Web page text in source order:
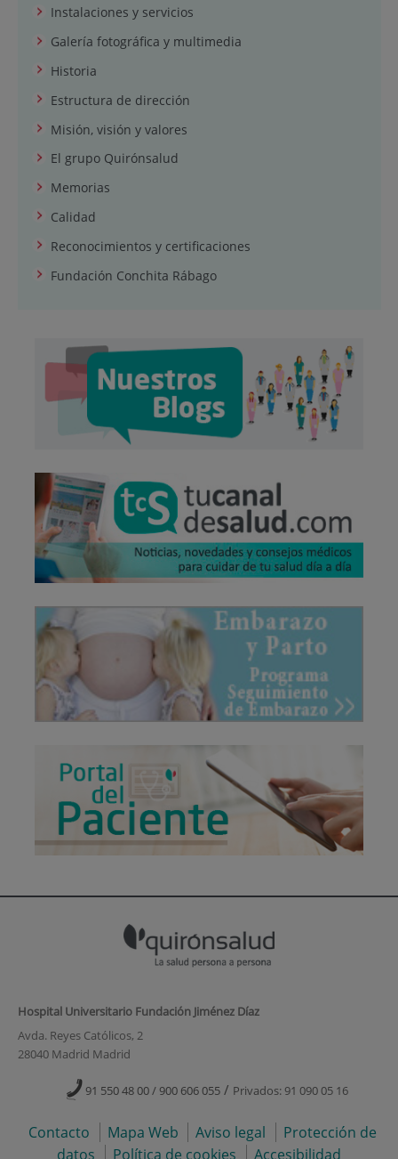
Instalaciones y servicios
Galería fotográfica y multimedia
Historia
Estructura de dirección
Misión, visión y valores
El grupo Quirónsalud
Memorias
Calidad
Reconocimientos y certificaciones
Fundación Conchita Rábago
Hospital Universitario Fundación Jiménez Díaz
Avda. Reyes Católicos, 2
28040 Madrid Madrid
91 550 48 00 / 900 606 055 / Privados: 91 090 05 16
Contacto Mapa Web Aviso legal
Protección de
datos
Política de cookies Accesibilidad